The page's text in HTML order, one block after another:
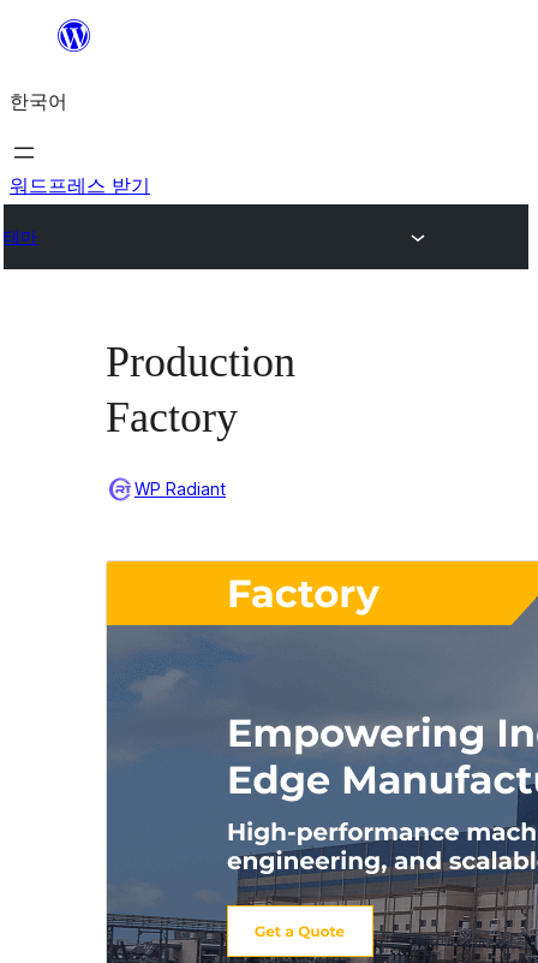
츠
로
바
가
한국어
워드프레스 받기
테마
Production
Factory
WP Radiant